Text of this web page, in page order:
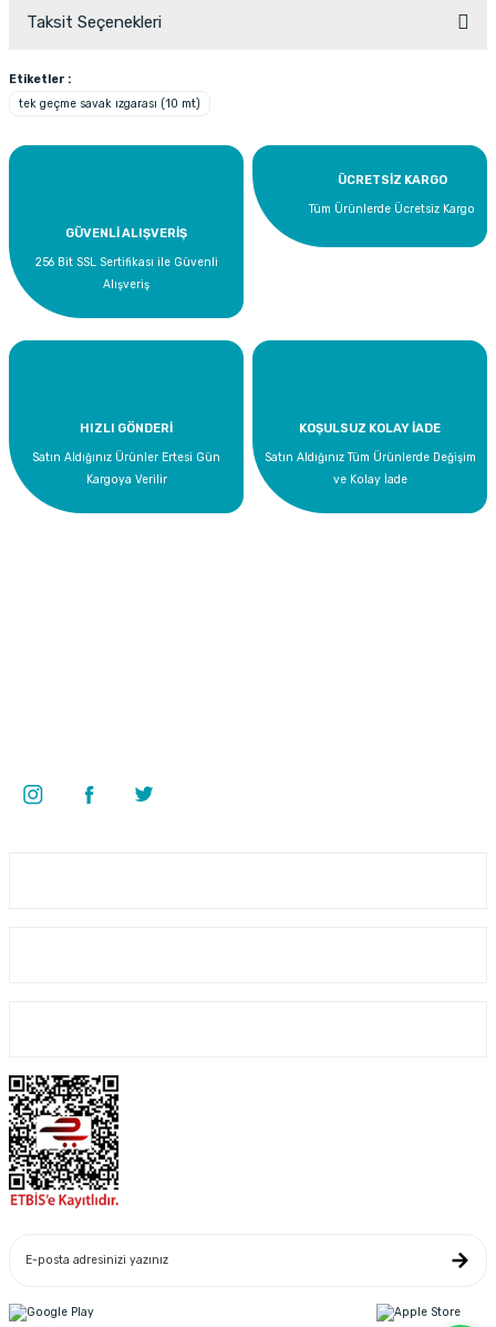
Taksit Seçenekleri
Etiketler :
tek geçme savak ızgarası (10 mt)
GÜVENLİ ALIŞVERİŞ
256 Bit SSL Sertifikası ile Güvenli
Alışveriş
ÜCRETSİZ KARGO
Tüm Ürünlerde Ücretsiz Kargo
HIZLI GÖNDERİ
Satın Aldığınız Ürünler Ertesi Gün
Kargoya Verilir
KOŞULSUZ KOLAY İADE
Satın Aldığınız Tüm Ürünlerde Değişim
ve Kolay İade